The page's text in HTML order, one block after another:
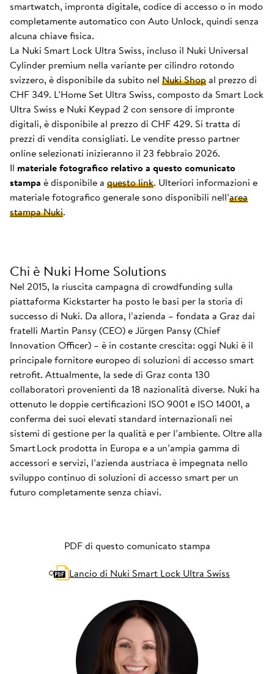
smartwatch, impronta digitale, codice di accesso o in modo
completamente automatico con Auto Unlock, quindi senza
alcuna chiave fisica.
La Nuki Smart Lock Ultra Swiss, incluso il Nuki Universal
Cylinder premium nella variante per cilindro rotondo
svizzero, è disponibile da subito nel Nuki Shopal prezzo di
CHF 349. L’Home Set Ultra Swiss, composto da Smart Lock
Ultra Swiss e Nuki Keypad 2 con sensore di impronte
digitali, è disponibile al prezzo di CHF 429. Si tratta di
prezzi di vendita consigliati. Le vendite presso partner
online selezionati inizieranno il 23 febbraio 2026.
Il materiale fotografico relativo a questo comunicato
stampa è disponibile a questo link. Ulteriori informazioni e
materiale fotografico generale sono disponibili nell’area
stampa Nuki.
Chi è Nuki Home Solutions
Nel 2015, la riuscita campagna di crowdfunding sulla
piattaforma Kickstarter ha posto le basi per la storia di
successo di Nuki. Da allora, l’azienda – fondata a Graz dai
fratelli Martin Pansy (CEO) e Jürgen Pansy (Chief
Innovation Officer) – è in costante crescita: oggi Nuki è il
principale fornitore europeo di soluzioni di accesso smart
retrofit. Attualmente, la sede di Graz conta 130
collaboratori provenienti da 18 nazionalità diverse. Nuki ha
ottenuto le doppie certificazioni ISO 9001 e ISO 14001, a
conferma dei suoi elevati standard internazionali nei
sistemi di gestione per la qualità e per l’ambiente. Oltre alla
Smart Lock prodotta in Europa e a un’ampia gamma di
accessori e servizi, l’azienda austriaca è impegnata nello
sviluppo continuo di soluzioni di accesso smart per un
futuro completamente senza chiavi.
PDF di questo comunicato stampa
Lancio di Nuki Smart Lock Ultra Swiss